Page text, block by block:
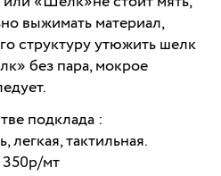
выжимать материал,
структуру утюжить шелк
без пара, мокрое
подклада :
тактильная.
мт